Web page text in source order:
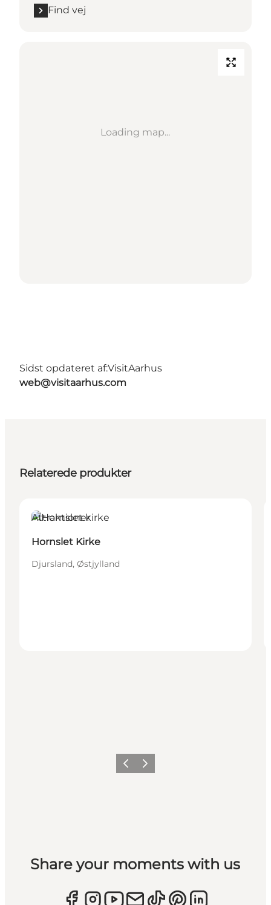
Find vej
Loading map...
Sidst opdateret af:VisitAarhus
web@visitaarhus.com
Relaterede produkter
Attraktioner
Hornslet Kirke
Djursland, Østjylland
ForrigeNæste
Share your moments with us